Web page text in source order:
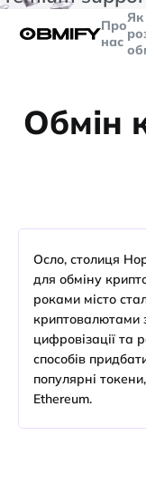
Про
нас
Як
Обмін
Осло, столиця
для обміну
роками місто
криптовалютами
цифровізації та
способів
популярні
Ethereum.